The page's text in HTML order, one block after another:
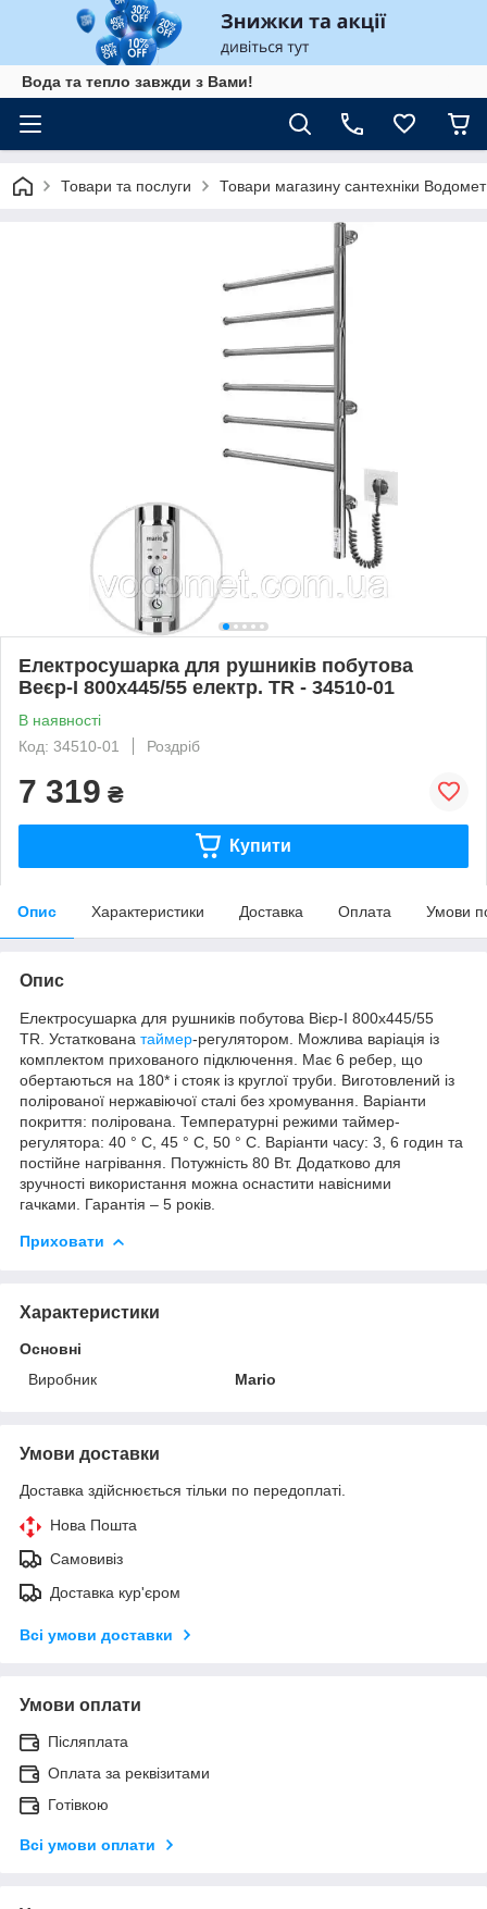
Вода та тепло завжди з Вами!
Товари та послуги Товари магазину сантехніки Водомет
Електросушарка для рушників побутова
Веєр-I 800х445/55 електр. TR - 34510-01
В наявності
Код: 34510-01
Роздріб
7 319 ₴
Купити
Опис Характеристики Доставка Оплата Умови
Опис
Електросушарка для рушників побутова Вієр-I 800х445/55
TR. Устаткована таймер-регулятором. Можлива варіація із
комплектом прихованого підключення. Має 6 ребер, що
обертаються на 180* і стояк із круглої труби. Виготовлений із
полірованої нержавіючої сталі без хромування. Варіанти
покриття: полірована. Температурні режими таймер-
регулятора: 40 ° С, 45 ° С, 50 ° С. Варіанти часу: 3, 6 годин та
постійне нагрівання. Потужність 80 Вт. Додатково для
зручності використання можна оснастити навісними
гачками. Гарантія – 5 років.
Приховати
Характеристики
Основні
Виробник
Mario
Умови доставки
Доставка здійснюється тільки по передоплаті.
Нова Пошта
Самовивіз
Доставка кур'єром
Всі умови доставки
Умови оплати
Післяплата
Оплата за реквізитами
Готівкою
Всі умови оплати